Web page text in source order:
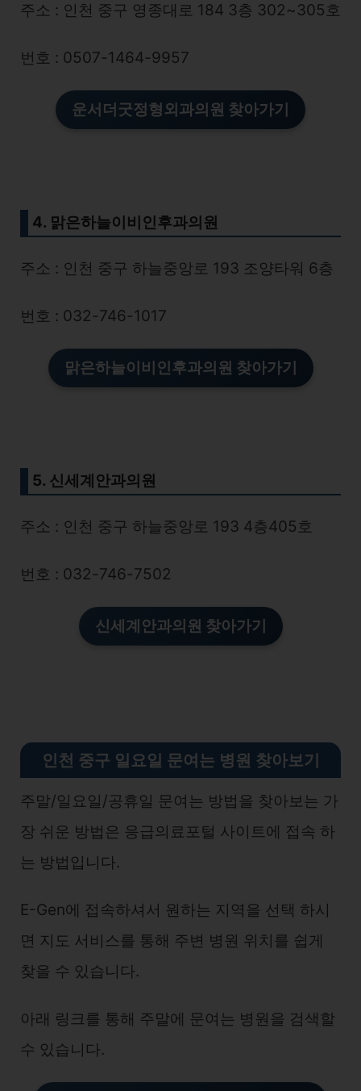
주소 : 인천 중구 영종대로 184 3층 302~305호
번호 : 0507-1464-9957
운서더굿정형외과의원 찾아가기
4. 맑은하늘이비인후과의원
주소 : 인천 중구 하늘중앙로 193 조양타워 6층
번호 : 032-746-1017
맑은하늘이비인후과의원 찾아가기
5. 신세계안과의원
주소 : 인천 중구 하늘중앙로 193 4층405호
번호 : 032-746-7502
신세계안과의원 찾아가기
인천 중구 일요일 문여는 병원 찾아보기
주말/일요일/공휴일 문여는 방법을 찾아보는 가
장 쉬운 방법은 응급의료포털 사이트에 접속 하
는 방법입니다.
E-Gen에 접속하셔서 원하는 지역을 선택 하시
면 지도 서비스를 통해 주변 병원 위치를 쉽게
찾을 수 있습니다.
아래 링크를 통해 주말에 문여는 병원을 검색할
수 있습니다.